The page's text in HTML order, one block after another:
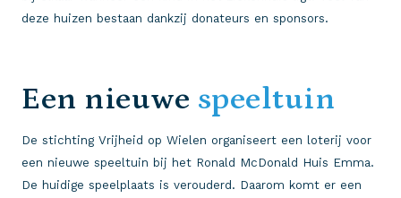
deze huizen bestaan dankzij donateurs en sponsors.
Een nieuwe speeltuin
De stichting Vrijheid op Wielen organiseert een loterij voor
een nieuwe speeltuin bij het Ronald McDonald Huis Emma.
De huidige speelplaats is verouderd. Daarom komt er een